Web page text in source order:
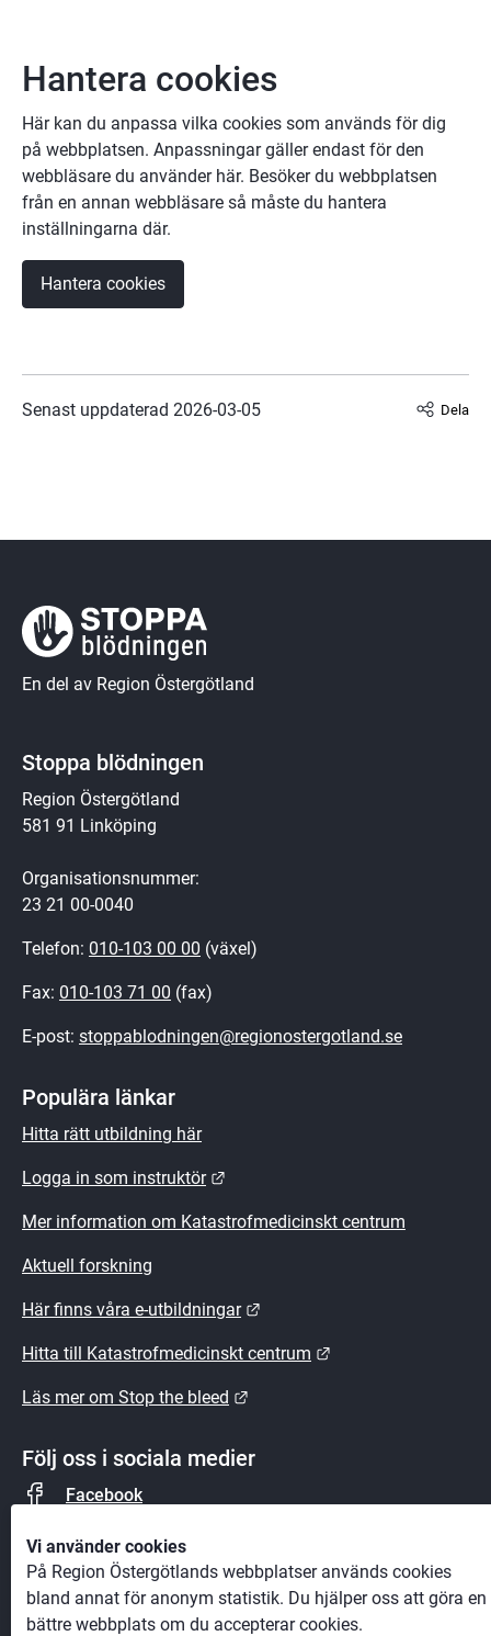
Vi använder cookies
På Region Östergötlands webbplatser används cookies
bland annat för anonym statistik. Du hjälper oss att göra en
bättre webbplats om du accepterar cookies.
Hantera cookies
Här kan du anpassa vilka cookies som används för dig
på webbplatsen. Anpassningar gäller endast för den
webbläsare du använder här. Besöker du webbplatsen
från en annan webbläsare så måste du hantera
inställningarna där.
Hantera cookies
Senast uppdaterad 2026-03-05 Dela
En del av Region Östergötland
Stoppa blödningen
Region Östergötland
581 91 Linköping
Organisationsnummer:
23 21 00-0040
Telefon: 010-103 00 00 (växel)
Fax: 010-103 71 00 (fax)
E-post: stoppablodningen@regionostergotland.se
Populära länkar
Hitta rätt utbildning här
Logga in som instruktör
Mer information om Katastrofmedicinskt centrum
Aktuell forskning
Här finns våra e-utbildningar
Hitta till Katastrofmedicinskt centrum
Läs mer om Stop the bleed
Följ oss i sociala medier
Facebook
Instagram